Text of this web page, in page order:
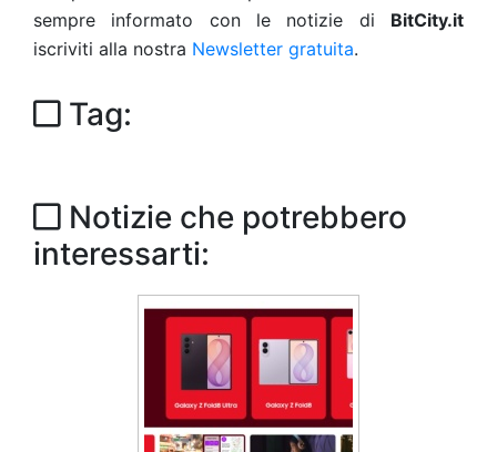
sempre informato con le notizie di BitCity.it
iscriviti alla nostra Newsletter gratuita.
Tag:
Notizie che potrebbero
interessarti: